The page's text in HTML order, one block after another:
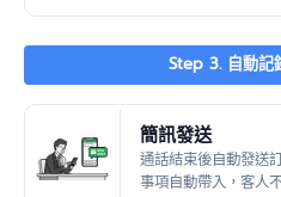
Step 3. 自動記
簡訊發送
通話結束後自動發送
事項自動帶入，客人